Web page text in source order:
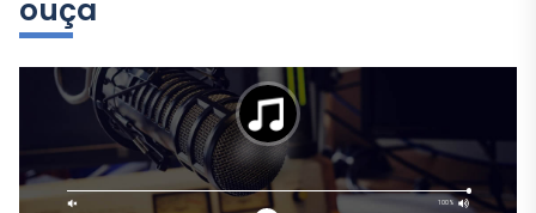
i
r
ouça